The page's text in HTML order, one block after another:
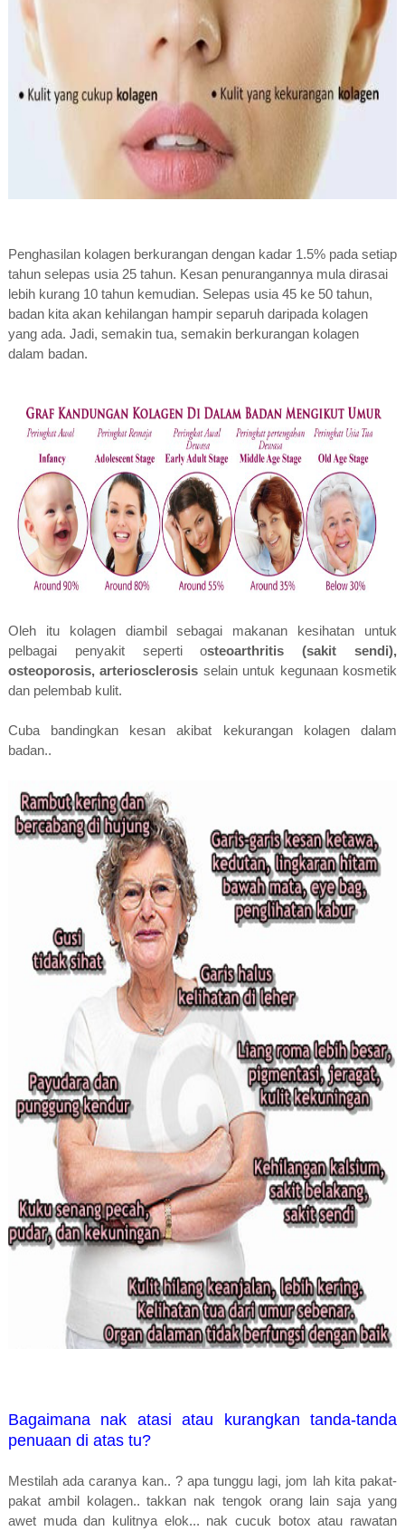
Penghasilan kolagen berkurangan dengan kadar 1.5% pada setiap
tahun selepas usia 25 tahun. Kesan penurangannya mula dirasai
lebih kurang 10 tahun kemudian. Selepas usia 45 ke 50 tahun,
badan kita akan kehilangan hampir separuh daripada kolagen
yang ada. Jadi, semakin tua, semakin berkurangan kolagen
dalam badan.
Oleh itu kolagen diambil sebagai makanan kesihatan untuk
pelbagai penyakit seperti osteoarthritis (sakit sendi),
osteoporosis, arteriosclerosis selain untuk kegunaan kosmetik
dan pelembab kulit.
Cuba bandingkan kesan akibat kekurangan kolagen dalam
badan..
Bagaimana nak atasi atau kurangkan tanda-tanda
penuaan di atas tu?
Mestilah ada caranya kan.. ? apa tunggu lagi, jom lah kita pakat-
pakat ambil kolagen.. takkan nak tengok orang lain saja yang
awet muda dan kulitnya elok... nak cucuk botox atau rawatan